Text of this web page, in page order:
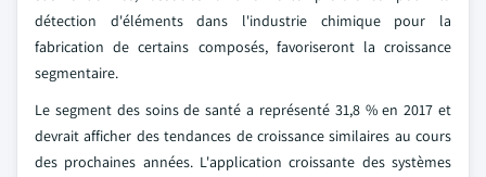
détection d'éléments dans l'industrie chimique pour la
fabrication de certains composés, favoriseront la croissance
segmentaire.
Le segment des soins de santé a représenté 31,8 % en 2017 et
devrait afficher des tendances de croissance similaires au cours
des prochaines années. L'application croissante des systèmes